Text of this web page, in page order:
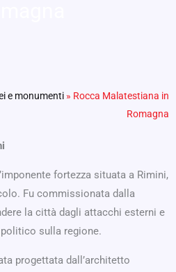
e monumenti » Rocca Malatestiana in
Romagna
fortezza situata a Rimini,
Fu commissionata dalla
la città dagli attacchi esterni e
sulla regione.
progettata dall’architetto